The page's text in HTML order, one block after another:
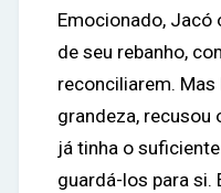
Emocionado, Jacó
de seu rebanho,
reconciliarem. Mas
grandeza, recusou
já tinha o
guardá-los para si.